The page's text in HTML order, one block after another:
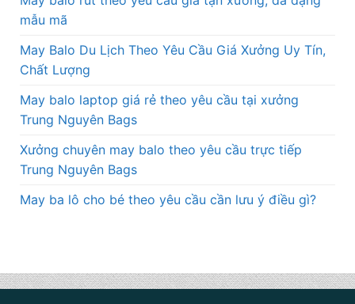
mẫu mã
May Balo Du Lịch Theo Yêu Cầu Giá Xưởng Uy Tín,
Chất Lượng
May balo laptop giá rẻ theo yêu cầu tại xưởng
Trung Nguyên Bags
Xưởng chuyên may balo theo yêu cầu trực tiếp
Trung Nguyên Bags
May ba lô cho bé theo yêu cầu cần lưu ý điều gì?